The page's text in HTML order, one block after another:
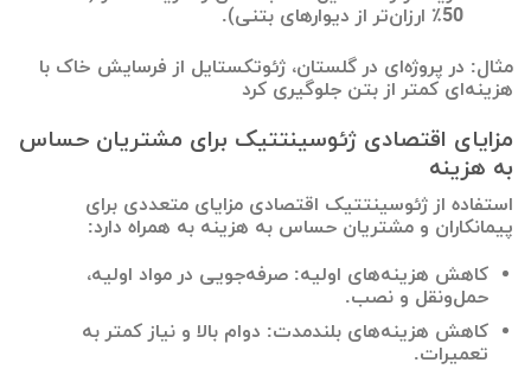
50٪ ارزان‌تر از دیوارهای بتنی).
مثال: در پروژه‌ای در گلستان، ژئوتکستایل از فرسایش خاک با
هزینه‌ای کمتر از بتن جلوگیری کرد
مزایای اقتصادی ژئوسینتتیک برای مشتریان حساس
به هزینه
استفاده از ژئوسینتتیک اقتصادی مزایای متعددی برای
پیمانکاران و مشتریان حساس به هزینه به همراه دارد:
کاهش هزینه‌های اولیه: صرفه‌جویی در مواد اولیه،
حمل‌ونقل و نصب.
کاهش هزینه‌های بلندمدت: دوام بالا و نیاز کمتر به
تعمیرات.